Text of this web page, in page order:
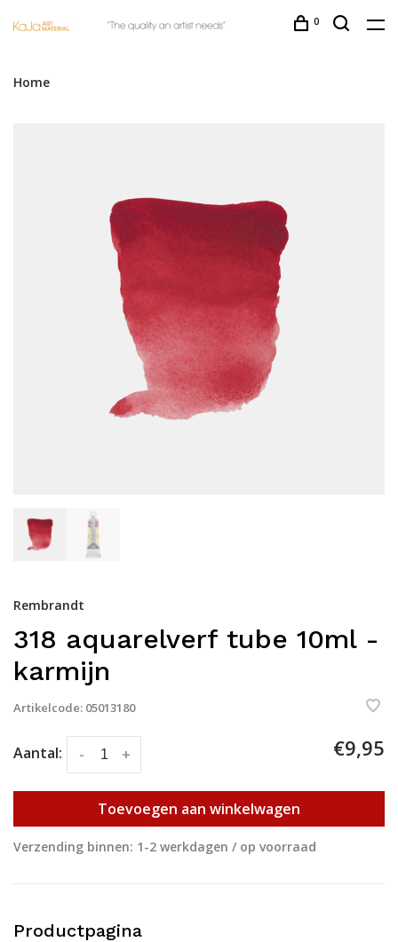
0
Home
Rembrandt
318 aquarelverf tube 10ml -
karmijn
Artikelcode: 05013180
Aantal: +
- €9,95
Toevoegen aan winkelwagen
Verzending binnen: 1-2 werkdagen / op voorraad
Productpagina